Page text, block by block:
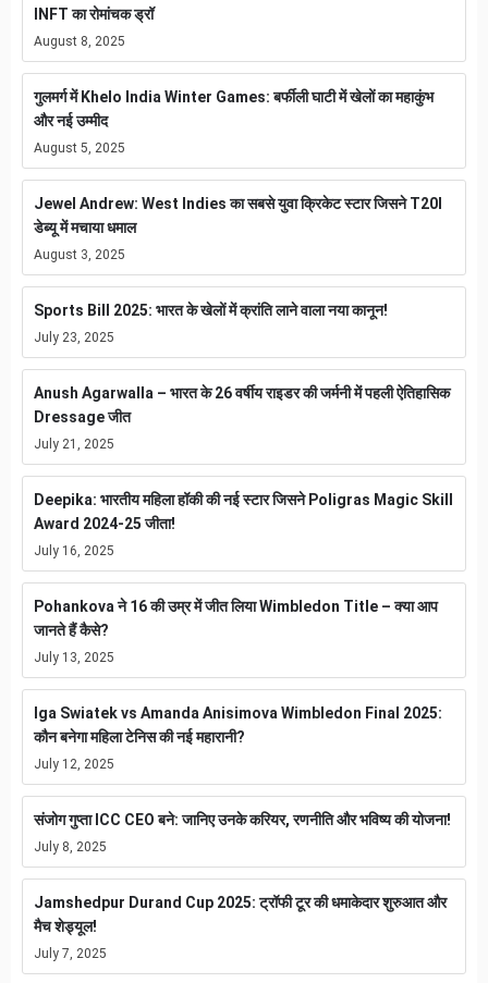
INFT का रोमांचक ड्रॉ
August 8, 2025
गुलमर्ग में Khelo India Winter Games: बर्फीली घाटी में खेलों का महाकुंभ
और नई उम्मीद
August 5, 2025
Jewel Andrew: West Indies का सबसे युवा क्रिकेट स्टार जिसने T20I
डेब्यू में मचाया धमाल
August 3, 2025
Sports Bill 2025: भारत के खेलों में क्रांति लाने वाला नया कानून!
July 23, 2025
Anush Agarwalla – भारत के 26 वर्षीय राइडर की जर्मनी में पहली ऐतिहासिक
Dressage जीत
July 21, 2025
Deepika: भारतीय महिला हॉकी की नई स्टार जिसने Poligras Magic Skill
Award 2024-25 जीता!
July 16, 2025
Pohankova ने 16 की उम्र में जीत लिया Wimbledon Title – क्या आप
जानते हैं कैसे?
July 13, 2025
Iga Swiatek vs Amanda Anisimova Wimbledon Final 2025:
कौन बनेगा महिला टेनिस की नई महारानी?
July 12, 2025
संजोग गुप्ता ICC CEO बने: जानिए उनके करियर, रणनीति और भविष्य की योजना!
July 8, 2025
Jamshedpur Durand Cup 2025: ट्रॉफी टूर की धमाकेदार शुरुआत और
मैच शेड्यूल!
July 7, 2025